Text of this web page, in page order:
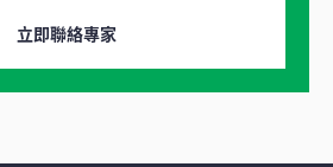
立即聯絡專家